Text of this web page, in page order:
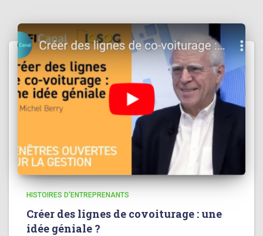
HISTOIRES D'ENTREPRENANTS
Créer des lignes de covoiturage : une
idée géniale ?